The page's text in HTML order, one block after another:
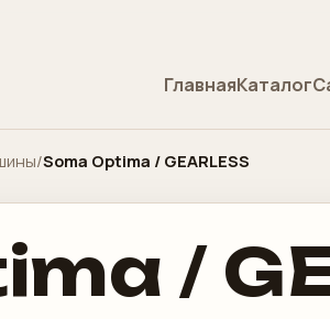
ГлавнаяКаталог
/Soma Optima / GEARLESS
/